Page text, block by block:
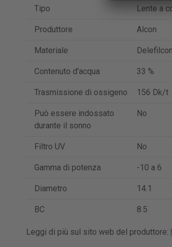
Tipo Lente a
Produttore Alcon
Materiale
Contenuto d'acqua 33 %
Trasmissione di ossigeno 156 Dk/t
Può essere indossato
durante il sonno
No
Filtro UV No
Gamma di potenza -10 a 6
Diametro 14.1
BC 8.5
Leggi di più sul sito web del produttore: